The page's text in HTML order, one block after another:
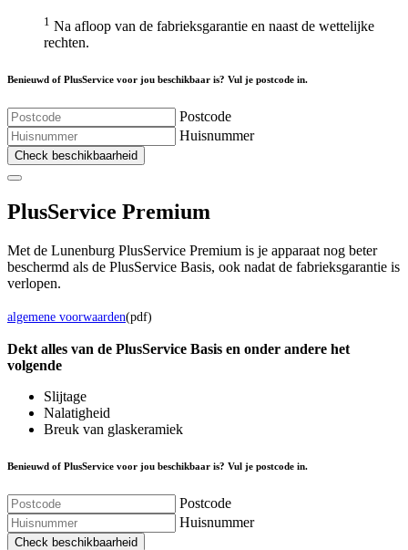
1 Na afloop van de fabrieksgarantie en naast de wettelijke
rechten.
Benieuwd of PlusService voor jou beschikbaar is? Vul je postcode in.
Postcode
Huisnummer
Check beschikbaarheid
PlusService Premium
Met de Lunenburg PlusService Premium is je apparaat nog beter
beschermd als de PlusService Basis, ook nadat de fabrieksgarantie is
verlopen.
algemene voorwaarden(pdf)
Dekt alles van de PlusService Basis en onder andere het
volgende
Slijtage
Nalatigheid
Breuk van glaskeramiek
Benieuwd of PlusService voor jou beschikbaar is? Vul je postcode in.
Postcode
Huisnummer
Check beschikbaarheid